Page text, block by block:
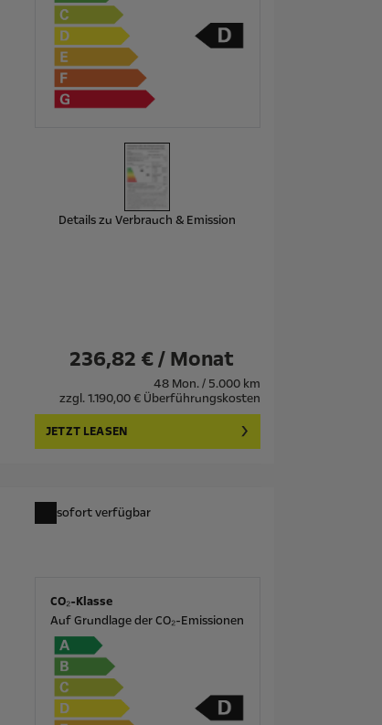
Details zu Verbrauch & Emission
236,82 € / Monat
48 Mon. / 5.000 km
zzgl. 1.190,00 € Überführungskosten
JETZT LEASEN
sofort verfügbar
CO₂-Klasse
Auf Grundlage der CO₂-Emissionen